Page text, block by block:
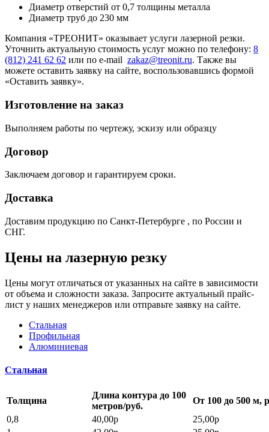
Диаметр отверстий от 0,7 толщины металла
Диаметр труб до 230 мм
Компания «ТРЕОНИТ» оказывает услуги лазерной резки.
Уточнить актуальную стоимость услуг можно по телефону: 8
(812) 241 62 62 или по e-mail zakaz@treonit.ru. Также вы
можете оставить заявку на сайте, воспользовавшись формой
«Оставить заявку».
Изготовление на заказ
Выполняем работы по чертежу, эскизу или образцу
Договор
Заключаем договор и гарантируем сроки.
Доставка
Доставим продукцию по Санкт-Петербурге , по России и
СНГ.
Цены на лазерную резку
Цены могут отличаться от указанных на сайте в зависимости
от объема и сложности заказа. Запросите актуальный прайс-
лист у наших менеджеров или отправьте заявку на сайте.
Стальная
Профильная
Алюминиевая
Стальная
Толщина
Длина контура до 100
метров/руб.
От 100 до 500 м,
0,8
40,00р
25,00р